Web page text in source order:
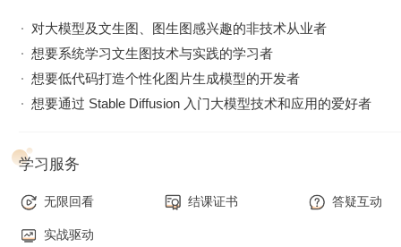
对大模型及文生图、图生图感兴趣的非技术从业者​
想要系统学习文生图技术与实践的学习者​
想要低代码打造个性化图片生成模型的开发者​
想要通过 Stable Diffusion 入门大模型技术和应用的爱好者
学习服务
无限回看 结课证书 答疑互动
实战驱动